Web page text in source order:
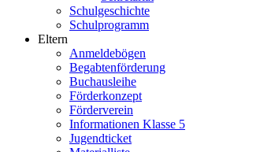
Schulgeschichte
Schulprogramm
Eltern
Anmeldebögen
Begabtenförderung
Buchausleihe
Förderkonzept
Förderverein
Informationen Klasse 5
Jugendticket